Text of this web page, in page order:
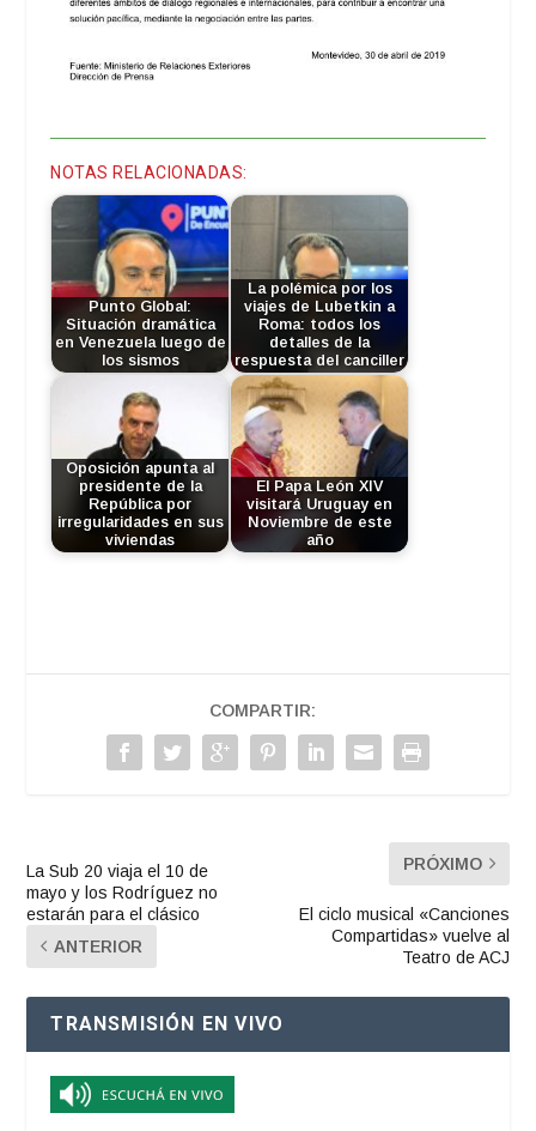
NOTAS RELACIONADAS:
Punto Global:
Situación dramática
en Venezuela luego de
los sismos
La polémica por los
viajes de Lubetkin a
Roma: todos los
detalles de la
respuesta del canciller
Oposición apunta al
presidente de la
República por
irregularidades en sus
viviendas
El Papa León XIV
visitará Uruguay en
Noviembre de este
año
COMPARTIR:
La Sub 20 viaja el 10 de
mayo y los Rodríguez no
estarán para el clásico
ANTERIOR
PRÓXIMO
El ciclo musical «Canciones
Compartidas» vuelve al
Teatro de ACJ
TRANSMISIÓN EN VIVO